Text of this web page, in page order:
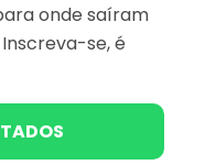
onde saíram
se, é